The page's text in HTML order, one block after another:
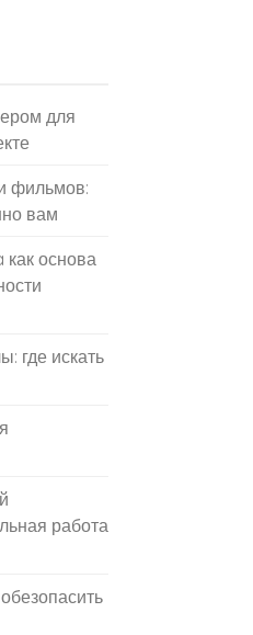
для
фильмов:
вам
как основа
где искать
работа